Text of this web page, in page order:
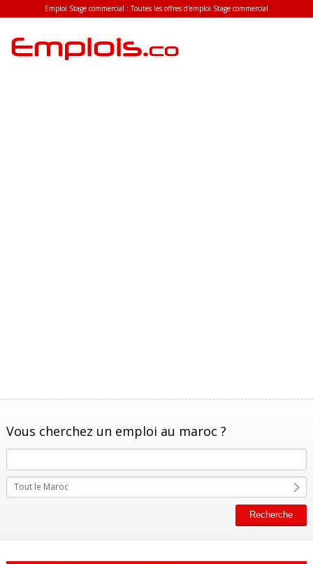
Emploi Stage commercial : Toutes les offres d'emploi Stage commercial
Vous cherchez un emploi au maroc ?
Tout le Maroc